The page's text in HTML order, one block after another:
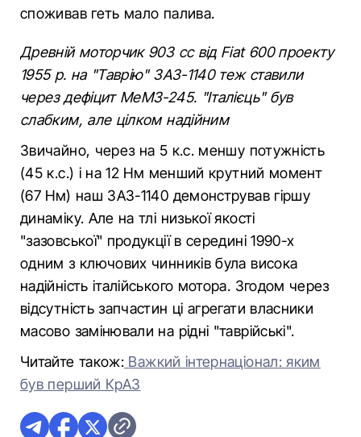
споживав геть мало палива.
Древній моторчик 903 сс від Fiat 600 проекту
1955 р. на "Таврію" ЗАЗ-1140 теж ставили
через дефіцит МеМЗ-245. "Італієць" був
слабким, але цілком надійним
Звичайно, через на 5 к.с. меншу потужність
(45 к.с.) і на 12 Нм менший крутний момент
(67 Нм) наш ЗАЗ-1140 демонстрував гіршу
динаміку. Але на тлі низької якості
"зазовської" продукції в середині 1990-х
одним з ключових чинників була висока
надійність італійського мотора. Згодом через
відсутність запчастин ці агрегати власники
масово замінювали на рідні "таврійські".
Читайте також: Важкий інтернаціонал: яким
був перший КрАЗ